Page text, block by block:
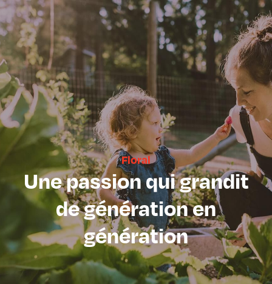
Floral
Une passion qui grandit
de génération en
génération